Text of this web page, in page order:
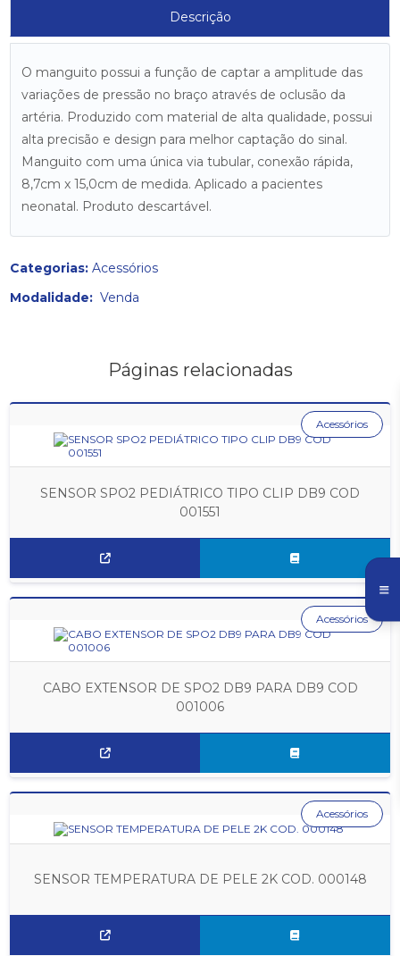
Descrição
O manguito possui a função de captar a amplitude das
variações de pressão no braço através de oclusão da
artéria. Produzido com material de alta qualidade, possui
alta precisão e design para melhor captação do sinal.
Manguito com uma única via tubular, conexão rápida,
8,7cm x 15,0cm de medida. Aplicado a pacientes
neonatal. Produto descartável.
Categorias: Acessórios
Modalidade:Venda
Páginas relacionadas
SENSOR SPO2 PEDIÁTRICO TIPO CLIP DB9 COD
001551
Acessórios
CABO EXTENSOR DE SPO2 DB9 PARA DB9 COD
001006
Acessórios
SENSOR TEMPERATURA DE PELE 2K COD. 000148
Acessórios